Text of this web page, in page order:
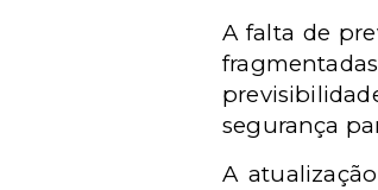
A falta de
segurança
A